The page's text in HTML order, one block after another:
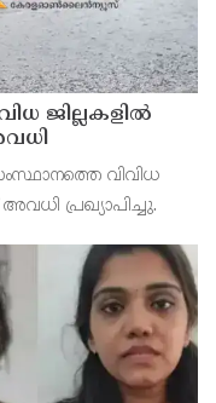
ജില്ലകളിൽ
വിവിധ
പ്രഖ്യാപിച്ചു.